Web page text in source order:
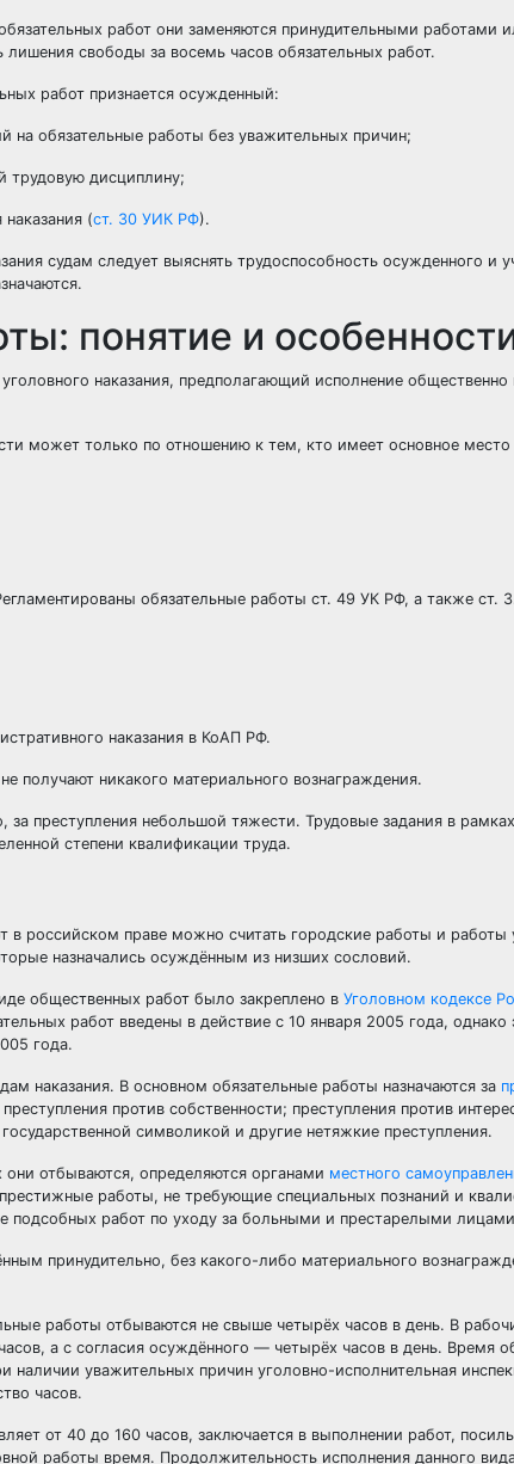
работ они заменяются принудительными работами
свободы за восемь часов обязательных работ.
работ признается осужденный:
на обязательные работы без уважительных причин;
трудовую дисциплину;
(ст. 30 УИК РФ).
судам следует выяснять трудоспособность осужденного и
понятие и
наказания, предполагающий исполнение
может только по отношению к тем, кто имеет основное
обязательные работы ст. 49 УК РФ, а также ст.
наказания в КоАП РФ.
получают никакого материального вознаграждения.
за преступления небольшой тяжести. Трудовые задания в
степени квалификации труда.
в российском праве можно считать городские работы и
назначались осуждённым из низших сословий.
общественных работ было закреплено в Уголовном кодексе
работ введены в действие с 10 января 2005 года, однако
года.
наказания. В основном обязательные работы назначаются за
против собственности; преступления против
символикой и другие нетяжкие преступления.
отбываются, определяются органами местного
работы, не требующие специальных познаний и
подсобных работ по уходу за больными и престарелыми
принудительно, без какого-либо материального
работы отбываются не свыше четырёх часов в день. В
а с согласия осуждённого — четырёх часов в день. Время
уважительных причин уголовно-исполнительная
часов.
от 40 до 160 часов, заключается в выполнении работ,
работы время. Продолжительность исполнения данного